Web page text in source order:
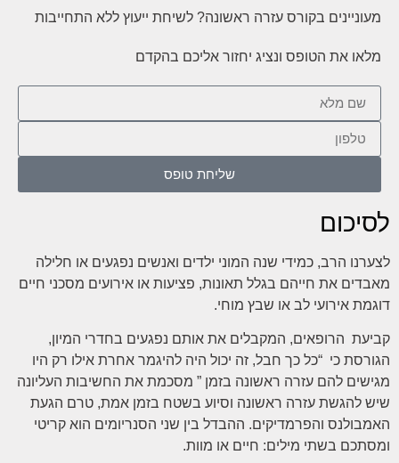
מעוניינים בקורס עזרה ראשונה? לשיחת ייעוץ ללא התחייבות
מלאו את הטופס ונציג יחזור אליכם בהקדם
שליחת טופס
לסיכום
לצערנו הרב, כמידי שנה המוני ילדים ואנשים נפגעים או חלילה
מאבדים את חייהם בגלל תאונות, פציעות או אירועים מסכני חיים
דוגמת אירועי לב או שבץ מוחי.
קביעת הרופאים, המקבלים את אותם נפגעים בחדרי המיון,
הגורסת כי “כל כך חבל, זה יכול היה להיגמר אחרת אילו רק היו
מגישים להם עזרה ראשונה בזמן ” מסכמת את החשיבות העליונה
שיש להגשת עזרה ראשונה וסיוע בשטח בזמן אמת, טרם הגעת
האמבולנס והפרמדיקים. ההבדל בין שני הסנריומים הוא קריטי
ומסתכם בשתי מילים: חיים או מוות.